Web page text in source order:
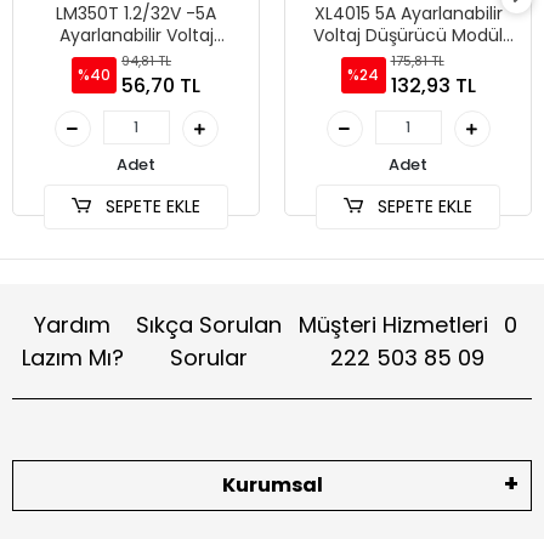
LM350T 1.2/32V -5A
Ayarlanabilir Voltaj
Regülatör
%40
94,81 TL
56,70 TL
Adet
SEPETE EKLE
XL4015 5A Ayarlanabilir
Voltaj Düşürücü Modül
XL4015
%24
175,81 TL
132,93 TL
Adet
SEPETE EKLE
Yardım
Lazım Mı?
Sıkça Sorulan
Sorular
Müşteri Hizmetleri 0
222 503 85 09
Kurumsal